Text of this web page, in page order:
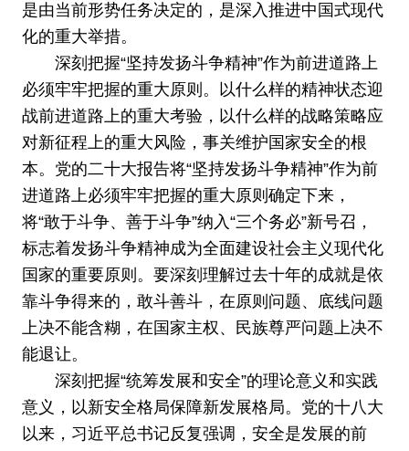
是由当前形势任务决定的，是深入推进中国式现代
化的重大举措。
深刻把握“坚持发扬斗争精神”作为前进道路上
必须牢牢把握的重大原则。以什么样的精神状态迎
战前进道路上的重大考验，以什么样的战略策略应
对新征程上的重大风险，事关维护国家安全的根
本。党的二十大报告将“坚持发扬斗争精神”作为前
进道路上必须牢牢把握的重大原则确定下来，
将“敢于斗争、善于斗争”纳入“三个务必”新号召，
标志着发扬斗争精神成为全面建设社会主义现代化
国家的重要原则。要深刻理解过去十年的成就是依
靠斗争得来的，敢斗善斗，在原则问题、底线问题
上决不能含糊，在国家主权、民族尊严问题上决不
能退让。
深刻把握“统筹发展和安全”的理论意义和实践
意义，以新安全格局保障新发展格局。党的十八大
以来，习近平总书记反复强调，安全是发展的前